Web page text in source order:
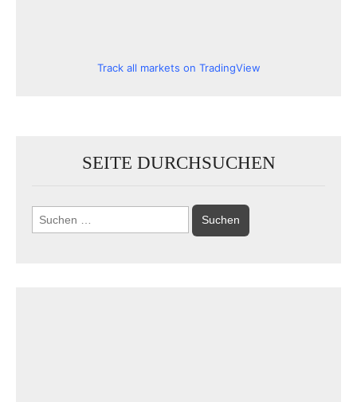
Track all markets on TradingView
SEITE DURCHSUCHEN
Suchen
nach: